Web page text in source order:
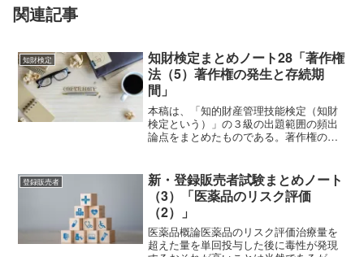
関連記事
知財検定
知財検定まとめノート28「著作権
法（5）著作権の発生と存続期
間」
本稿は、「知的財産管理技能検定（知財
検定という）」の３級の出題範囲の頻出
論点をまとめたものである。著作権の発
動的に発生する。（著作権法17条）著作
者人格権は、著作者の一...
登録販売者
新・登録販売者試験まとめノート
（3）「医薬品のリスク評価
（2）」
医薬品概論医薬品のリスク評価治療量を
超えた量を単回投与した後に毒性が発現